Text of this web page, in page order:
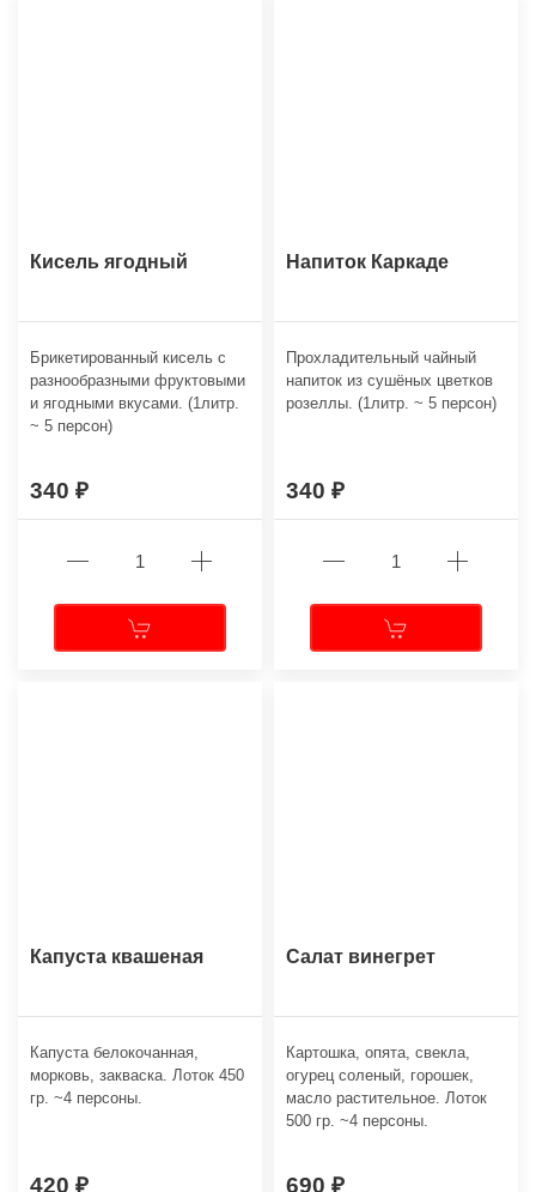
Кисель ягодный
Брикетированный кисель с
разнообразными фруктовыми
и ягодными вкусами. (1литр.
~ 5 персон)
340
Напиток Каркаде
Прохладительный чайный
напиток из сушёных цветков
розеллы. (1литр. ~ 5 персон)
340
Капуста квашеная
Капуста белокочанная,
морковь, закваска. Лоток 450
гр. ~4 персоны.
420
Салат винегрет
Картошка, опята, свекла,
огурец соленый, горошек,
масло растительное. Лоток
500 гр. ~4 персоны.
690